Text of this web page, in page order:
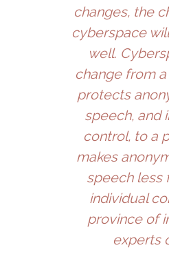
changes, the
cyberspace
well.
change from
protects
speech, and
control, to a
makes
speech less
individual
province of
experts